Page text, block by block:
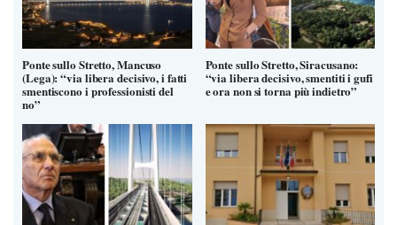
Ponte sullo Stretto, Mancuso
(Lega): “via libera decisivo, i fatti
smentiscono i professionisti del
no”
Ponte sullo Stretto, Siracusano:
“via libera decisivo, smentiti i gufi
e ora non si torna più indietro”